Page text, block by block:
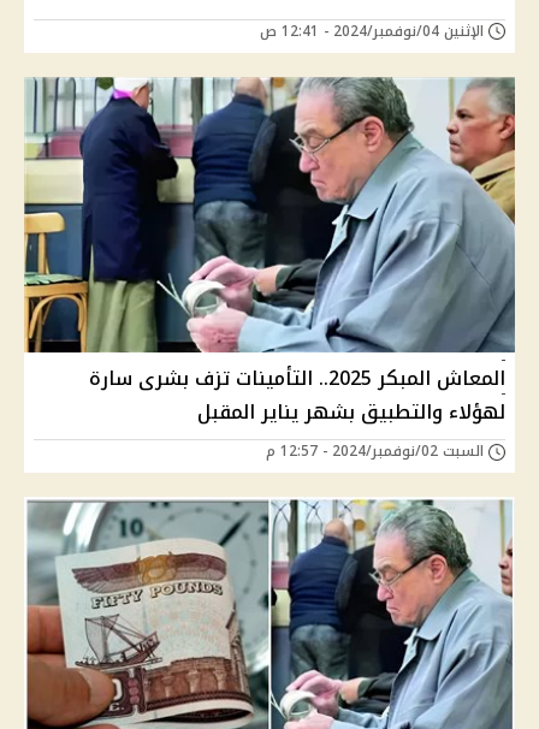
الإثنين 04/نوفمبر/2024 - 12:41 ص
المعاش المبكر 2025.. التأمينات تزف بشرى سارة
لهؤلاء والتطبيق بشهر يناير المقبل
السبت 02/نوفمبر/2024 - 12:57 م